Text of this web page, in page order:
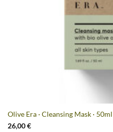
Olive Era · Cleansing Mask · 50ml
26,00€